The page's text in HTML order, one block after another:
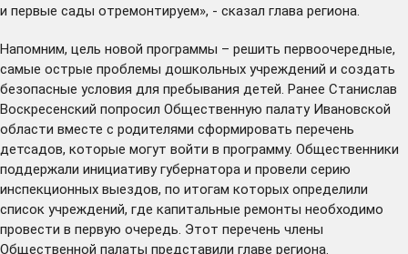
и первые сады отремонтируем», - сказал глава региона.
Напомним, цель новой программы – решить первоочередные,
самые острые проблемы дошкольных учреждений и создать
безопасные условия для пребывания детей. Ранее Станислав
Воскресенский попросил Общественную палату Ивановской
области вместе с родителями сформировать перечень
детсадов, которые могут войти в программу. Общественники
поддержали инициативу губернатора и провели серию
инспекционных выездов, по итогам которых определили
список учреждений, где капитальные ремонты необходимо
провести в первую очередь. Этот перечень члены
Общественной палаты представили главе региона.